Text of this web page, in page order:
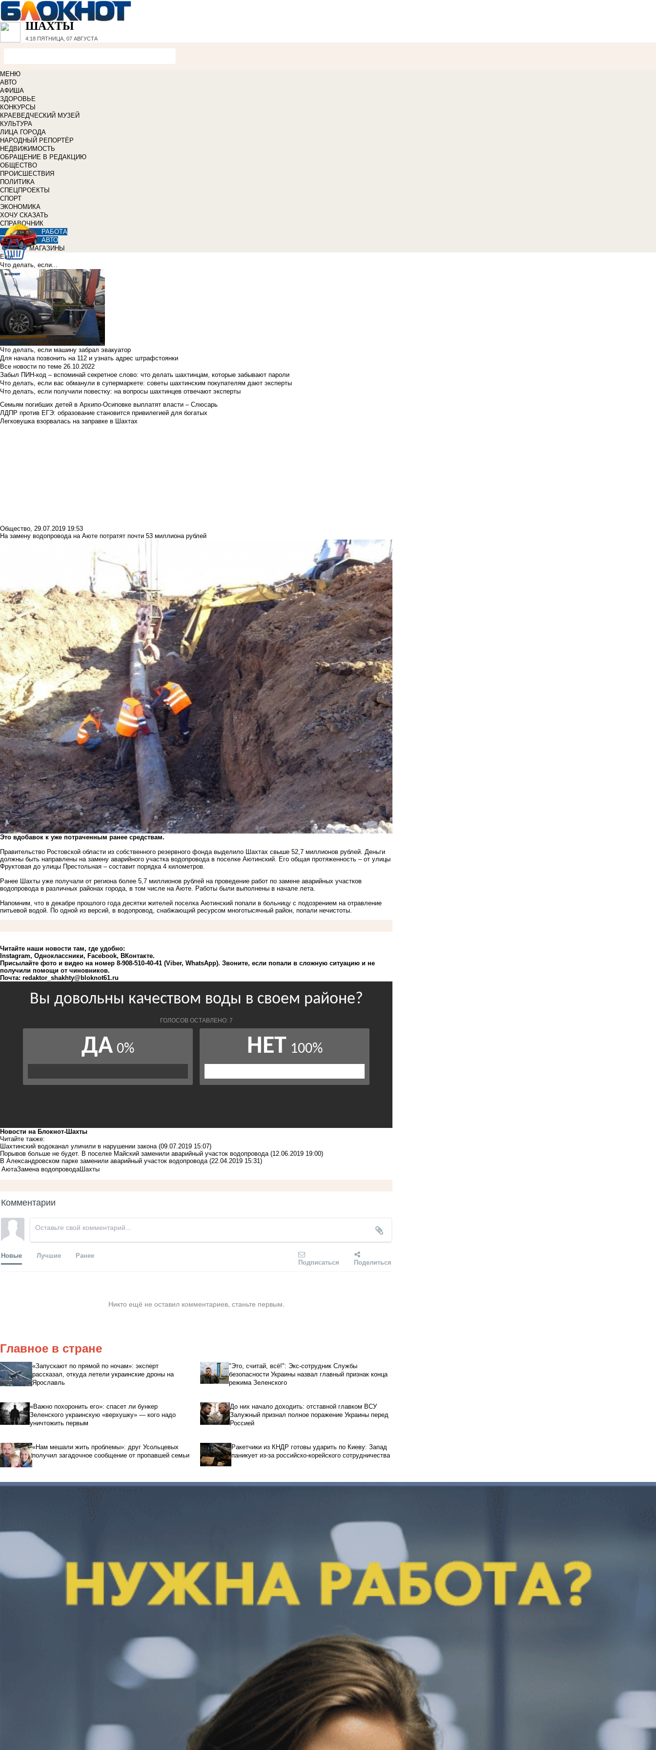
ШАХТЫ
4:18 ПЯТНИЦА, 07 АВГУСТА
МЕНЮ
АВТО
АФИША
ЗДОРОВЬЕ
КОНКУРСЫ
КРАЕВЕДЧЕСКИЙ МУЗЕЙ
КУЛЬТУРА
ЛИЦА ГОРОДА
НАРОДНЫЙ РЕПОРТЁР
НЕДВИЖИМОСТЬ
ОБРАЩЕНИЕ В РЕДАКЦИЮ
ОБЩЕСТВО
ПРОИСШЕСТВИЯ
ПОЛИТИКА
СПЕЦПРОЕКТЫ
СПОРТ
ЭКОНОМИКА
ХОЧУ СКАЗАТЬ
СПРАВОЧНИК
РАБОТА
АВТО
МАГАЗИНЫ
Еще
Что делать, если...
Что делать, если машину забрал эвакуатор
Для начала позвонить на 112 и узнать адрес штрафстоянки
Все новости по теме 26.10.2022
Забыл ПИН-код – вспоминай секретное слово: что делать шахтинцам, которые забывают пароли
Что делать, если вас обманули в супермаркете: советы шахтинским покупателям дают эксперты
Что делать, если получили повестку: на вопросы шахтинцев отвечают эксперты
Семьям погибших детей в Архипо-Осиповке выплатят власти – Слюсарь
ЛДПР против ЕГЭ: образование становится привилегией для богатых
Легковушка взорвалась на заправке в Шахтах
Общество, 29.07.2019 19:53
На замену водопровода на Аюте потратят почти 53 миллиона рублей
Это вдобавок к уже потраченным ранее средствам.
Правительство Ростовской области из собственного резервного фонда выделило Шахтах свыше 52,7 миллионов рублей. Деньги
должны быть направлены на замену аварийного участка водопровода в поселке Аютинский. Его общая протяженность – от улицы
Фруктовая до улицы Престольная – составит порядка 4 километров.
Ранее Шахты уже получали от региона более 5,7 миллионов рублей на проведение работ по замене аварийных участков
водопровода в различных районах города, в том числе на Аюте. Работы были выполнены в начале лета.
Напомним, что в декабре прошлого года десятки жителей поселка Аютинский попали в больницу с подозрением на отравление
питьевой водой. По одной из версий, в водопровод, снабжающий ресурсом многотысячный район, попали нечистоты.
Читайте наши новости там, где удобно:
Instagram, Одноклассники, Facebook, ВКонтакте.
Присылайте фото и видео на номер 8-908-510-40-41 (Viber, WhatsApp). Звоните, если попали в сложную ситуацию и не
получили помощи от чиновников.
Почта: redaktor_shakhty@bloknot61.ru
Новости на Блoкнoт-Шахты
Читайте также:
Шахтинский водоканал уличили в нарушении закона (09.07.2019 15:07)
Порывов больше не будет. В поселке Майский заменили аварийный участок водопровода (12.06.2019 19:00)
В Александровском парке заменили аварийный участок водопровода (22.04.2019 15:31)
АютаЗамена водопровода Шахты
Комментарии
Новые Лучшие Ранее
Подписаться Поделиться
Никто ещё не оставил комментариев, станьте первым.
Главное в стране
«Запускают по прямой по ночам»: эксперт
рассказал, откуда летели украинские дроны на
Ярославль
"Это, считай, всё!": Экс-сотрудник Службы
безопасности Украины назвал главный признак конца
режима Зеленского
«Важно похоронить его»: спасет ли бункер
Зеленского украинскую «верхушку» — кого надо
уничтожить первым
До них начало доходить: отставной главком ВСУ
Залужный признал полное поражение Украины перед
Россией
«Нам мешали жить проблемы»: друг Усольцевых
получил загадочное сообщение от пропавшей семьи
Ракетчики из КНДР готовы ударить по Киеву: Запад
паникует из-за российско-корейского сотрудничества